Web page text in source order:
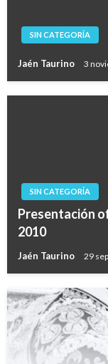
SIN CATEGORÍA
Jaén Taurino 3
SIN CATEGORÍA
Presentación
2010
Jaén Taurino 29